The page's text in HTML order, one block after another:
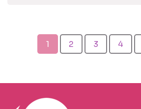
1 2 3 4